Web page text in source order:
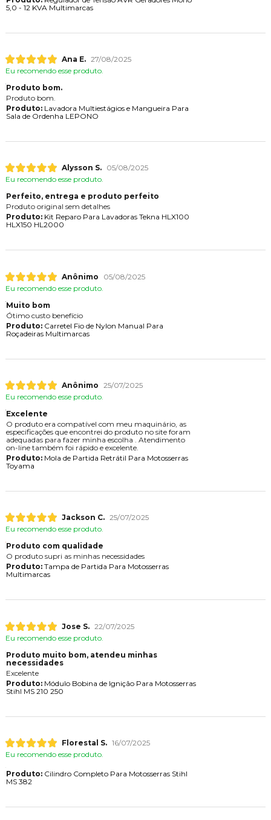
5,0 - 12 KVA Multimarcas
Ana E. 27/08/2025
Eu recomendo esse produto.
Produto bom.
Produto bom.
Produto:Lavadora Multiestágios e Mangueira Para
Sala de Ordenha LEPONO
Alysson S.
05/08/2025
Eu recomendo esse produto.
Perfeito, entrega e produto perfeito
Produto original sem detalhes
Produto:Kit Reparo Para Lavadoras Tekna HLX100
HLX150 HL2000
Anônimo
05/08/2025
Eu recomendo esse produto.
Muito bom
Ótimo custo benefício
Produto:Carretel Fio de Nylon Manual Para
Roçadeiras Multimarcas
Anônimo 25/07/2025
Eu recomendo esse produto.
Excelente
O produto era compatível com meu maquinário, as
especificações que encontrei do produto no site foram
adequadas para fazer minha escolha . Atendimento
on-line também foi rápido e excelente.
Produto:Mola de Partida Retrátil Para Motosserras
Toyama
Jackson C. 25/07/2025
Eu recomendo esse produto.
Produto com qualidade
O produto supri as minhas necessidades
Produto:Tampa de Partida Para Motosserras
Multimarcas
Jose S. 22/07/2025
Eu recomendo esse produto.
Produto muito bom, atendeu minhas
necessidades
Excelente
Produto:Módulo Bobina de Ignição Para Motosserras
Stihl MS 210 250
Florestal S. 16/07/2025
Eu recomendo esse produto.
Produto:Cilindro Completo Para Motosserras Stihl
MS 382